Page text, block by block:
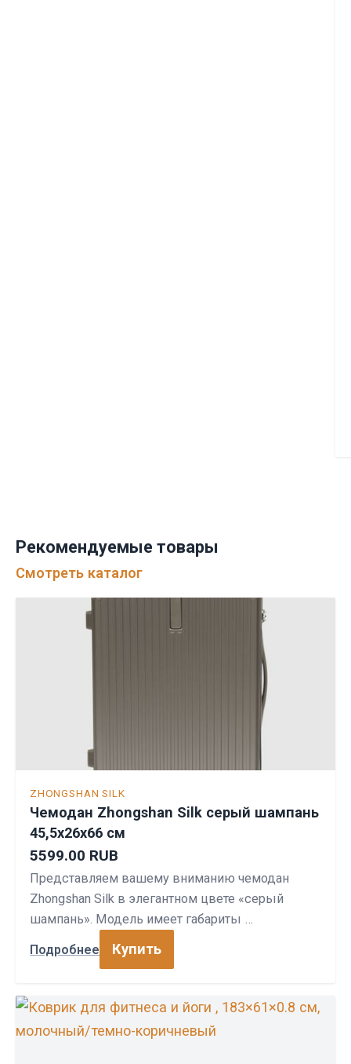
Рекомендуемые товары
Смотреть каталог
ZHONGSHAN SILK
Чемодан Zhongshan Silk серый шампань
45,5х26х66 см
5599.00 RUB
Представляем вашему вниманию чемодан
Zhongshan Silk в элегантном цвете «серый
шампань». Модель имеет габариты …
Подробнее Купить